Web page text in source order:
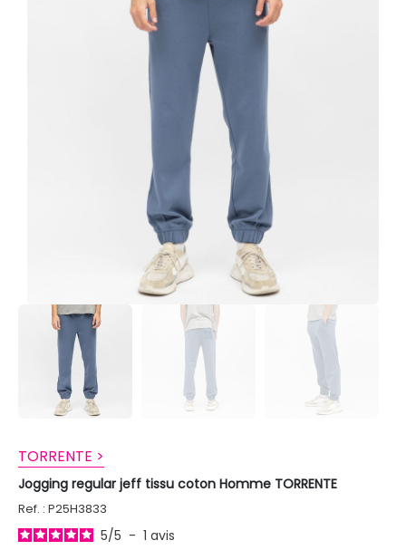
TORRENTE >
Jogging regular jeff tissu coton Homme TORRENTE
Ref. : P25H3833
5/5 - 1 avis